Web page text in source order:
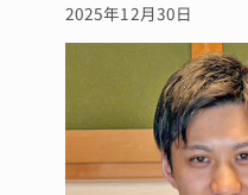
2025年12月30日